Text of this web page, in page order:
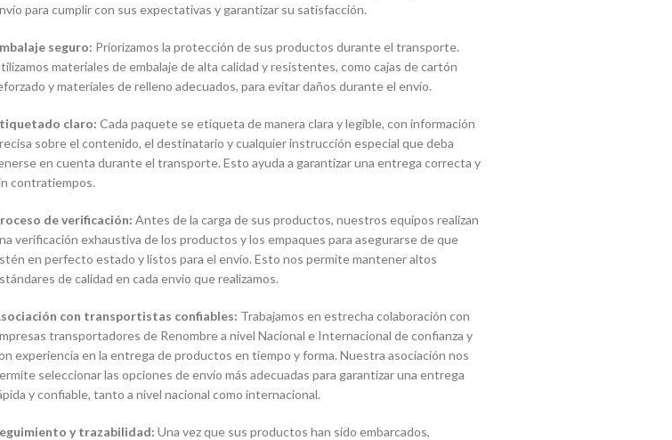
para cumplir con sus expectativas y garantizar su satisfacción.
seguro: Priorizamos la protección de sus productos durante el transporte.
materiales de embalaje de alta calidad y resistentes, como cajas de cartón
y materiales de relleno adecuados, para evitar daños durante el envío.
claro: Cada paquete se etiqueta de manera clara y legible, con información
sobre el contenido, el destinatario y cualquier instrucción especial que deba
en cuenta durante el transporte. Esto ayuda a garantizar una entrega correcta y
contratiempos.
de verificación: Antes de la carga de sus productos, nuestros equipos realizan
verificación exhaustiva de los productos y los empaques para asegurarse de que
en perfecto estado y listos para el envío. Esto nos permite mantener altos
de calidad en cada envío que realizamos.
con transportistas confiables: Trabajamos en estrecha colaboración con
transportadores de Renombre a nivel Nacional e Internacional de confianza y
experiencia en la entrega de productos en tiempo y forma. Nuestra asociación nos
seleccionar las opciones de envío más adecuadas para garantizar una entrega
y confiable, tanto a nivel nacional como internacional.
y trazabilidad: Una vez que sus productos han sido embarcados,